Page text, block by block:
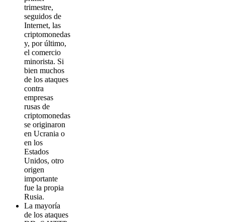
trimestre,
seguidos de
Internet, las
criptomonedas
y, por último,
el comercio
minorista. Si
bien muchos
de los ataques
contra
empresas
rusas de
criptomonedas
se originaron
en Ucrania o
en los
Estados
Unidos, otro
origen
importante
fue la propia
Rusia.
La mayoría
de los ataques